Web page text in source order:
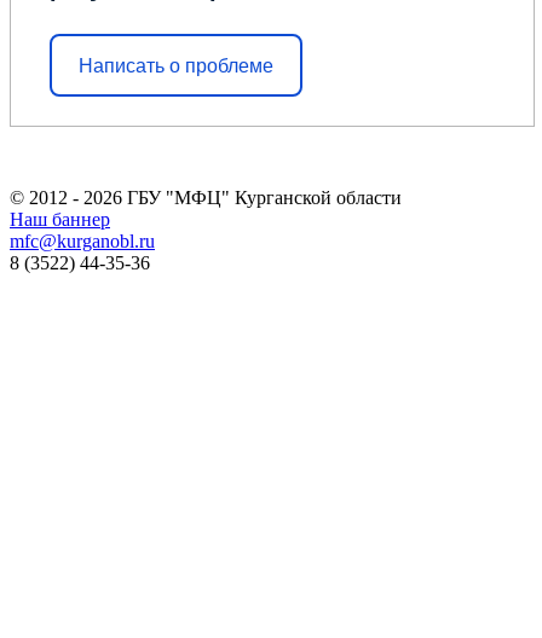
Написать о проблеме
© 2012 - 2026 ГБУ "МФЦ" Курганской области
Наш баннер
mfc@kurganobl.ru
8 (3522) 44-35-36